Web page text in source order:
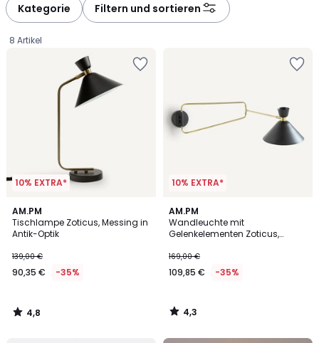
Kategorie Filtern und sortieren
8 Artikel
10% EXTRA*
AM.PM
Tischlampe Zoticus, Messing in
Antik-Optik
€
Statt
€
35%
139,00 €
90,35 € -35%
4,8
/ 5
4,8
/
10% EXTRA*
AM.PM
Wandleuchte mit
Gelenkelementen Zoticus,
169,00 €
109,85 € -35%
4,3
/ 5
4,3
/